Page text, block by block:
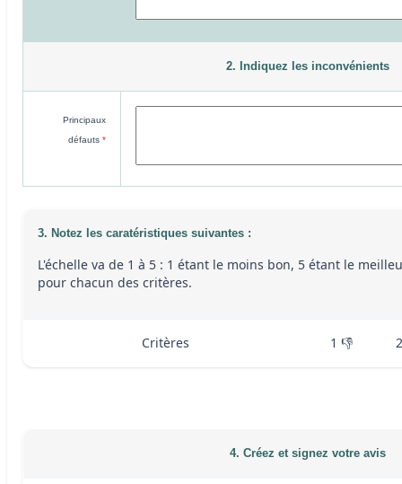
2. Indiquez les inconvénients
Principaux
défauts *
3. Notez les caratéristiques suivantes :
L'échelle va de 1 à 5 : 1 étant le moins bon, 5 étant le
pour chacun des critères.
Critères 1 👎 2
4. Créez et signez votre avis